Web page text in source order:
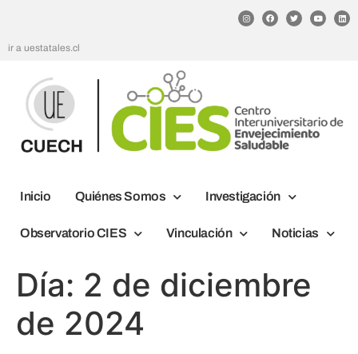
ir a uestatales.cl
Inicio Quiénes Somos Investigación
Observatorio CIES Vinculación Noticias
Día: 2 de diciembre
de 2024